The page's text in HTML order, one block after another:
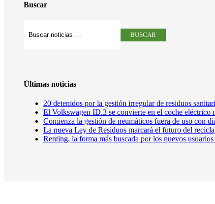
Buscar
Últimas noticias
20 detenidos por la gestión irregular de residuos
El Volkswagen ID.3 se convierte en el coche eléctrico
Comienza la gestión de neumáticos fuera de uso con
La nueva Ley de Residuos marcará el futuro del
Renting, la forma más buscada por los nuevos usuarios